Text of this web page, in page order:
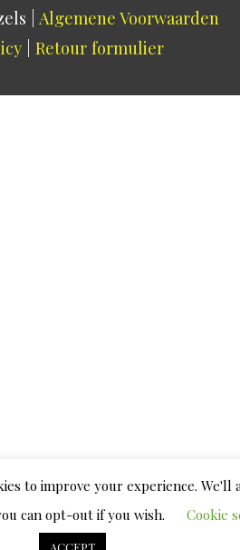
Algemene Voorwaarden
Retour formulier
to improve your experience. We'll
can opt-out if you wish.
Cookie
ACCEPT